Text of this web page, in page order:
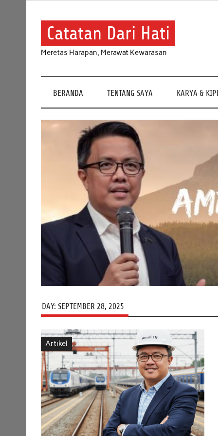
Catatan Dari Hati
Meretas Harapan, Merawat Kewarasan
BERANDA TENTANG SAYA KARYA &
DAY: SEPTEMBER 28, 2025
Artikel